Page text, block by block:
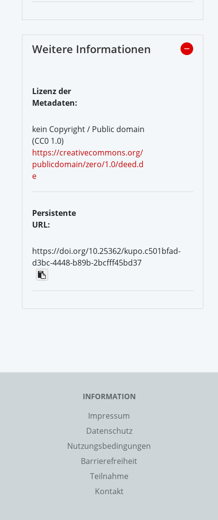
Weitere Informationen
Lizenz der
Metadaten:
kein Copyright / Public domain
(CC0 1.0)
https://creativecommons.org/
publicdomain/zero/1.0/deed.d
e
Persistente
URL:
https://doi.org/10.25362/kupo.c501bfad-
d3bc-4448-b89b-2bcfff45bd37
INFORMATION
Impressum
Datenschutz
Nutzungsbedingungen
Barrierefreiheit
Teilnahme
Kontakt